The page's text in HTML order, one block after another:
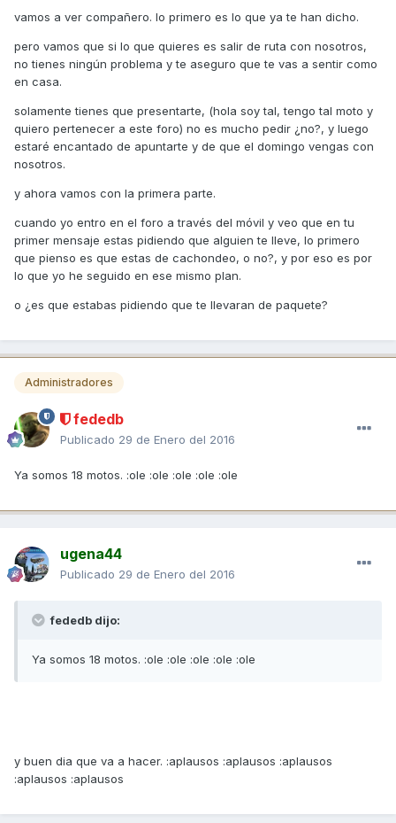
vamos a ver compañero. lo primero es lo que ya te han dicho.
pero vamos que si lo que quieres es salir de ruta con nosotros,
no tienes ningún problema y te aseguro que te vas a sentir como
en casa.
solamente tienes que presentarte, (hola soy tal, tengo tal moto y
quiero pertenecer a este foro) no es mucho pedir ¿no?, y luego
estaré encantado de apuntarte y de que el domingo vengas con
nosotros.
y ahora vamos con la primera parte.
cuando yo entro en el foro a través del móvil y veo que en tu
primer mensaje estas pidiendo que alguien te lleve, lo primero
que pienso es que estas de cachondeo, o no?, y por eso es por
lo que yo he seguido en ese mismo plan.
o ¿es que estabas pidiendo que te llevaran de paquete?
Administradores
fededb
Publicado 29 de Enero del 2016
Ya somos 18 motos. :ole :ole :ole :ole :ole
ugena44
Publicado 29 de Enero del 2016
fededb dijo:
Ya somos 18 motos. :ole :ole :ole :ole :ole
y buen dia que va a hacer. :aplausos :aplausos :aplausos
:aplausos :aplausos